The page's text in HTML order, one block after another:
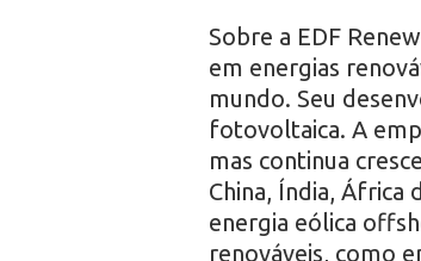
Sobre a EDF
em energias
mundo. Seu
fotovoltaica. A
mas continua
China, Índia,
energia eólica
renováveis, como